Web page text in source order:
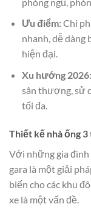
Ưu điểm:Chi
nhanh, dễ dàng
hiện đại.
Xu hướng 2026:
sân thượng, sử
tối đa.
Thiết kế nhà ống 3
Với những gia
gara là một giải
biến cho các khu
xe là một vấn đề.